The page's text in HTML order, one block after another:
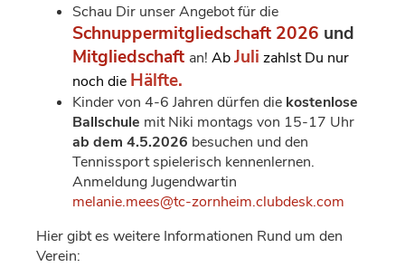
Schau Dir unser Angebot für die
Schnuppermitgliedschaft 2026 und
Mitgliedschaft an! AbJuli zahlst Du nur
noch die Hälfte.
Kinder von 4-6 Jahren dürfen die kostenlose
Ballschule mit Niki montags von 15-17 Uhr
ab dem 4.5.2026 besuchen und den
Tennissport spielerisch kennenlernen.
Anmeldung Jugendwartin
melanie.mees@tc-zornheim.clubdesk.com
Hier gibt es weitere Informationen Rund um den
Verein: